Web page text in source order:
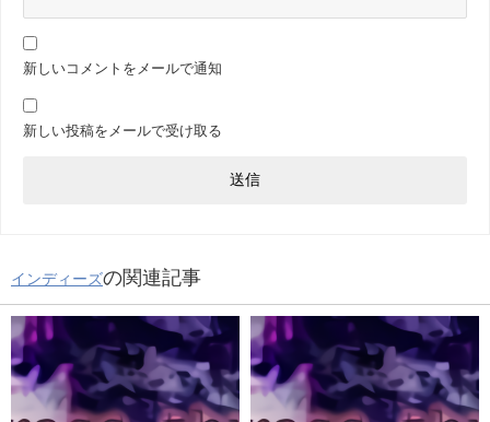
新しいコメントをメールで通知
新しい投稿をメールで受け取る
インディーズの関連記事